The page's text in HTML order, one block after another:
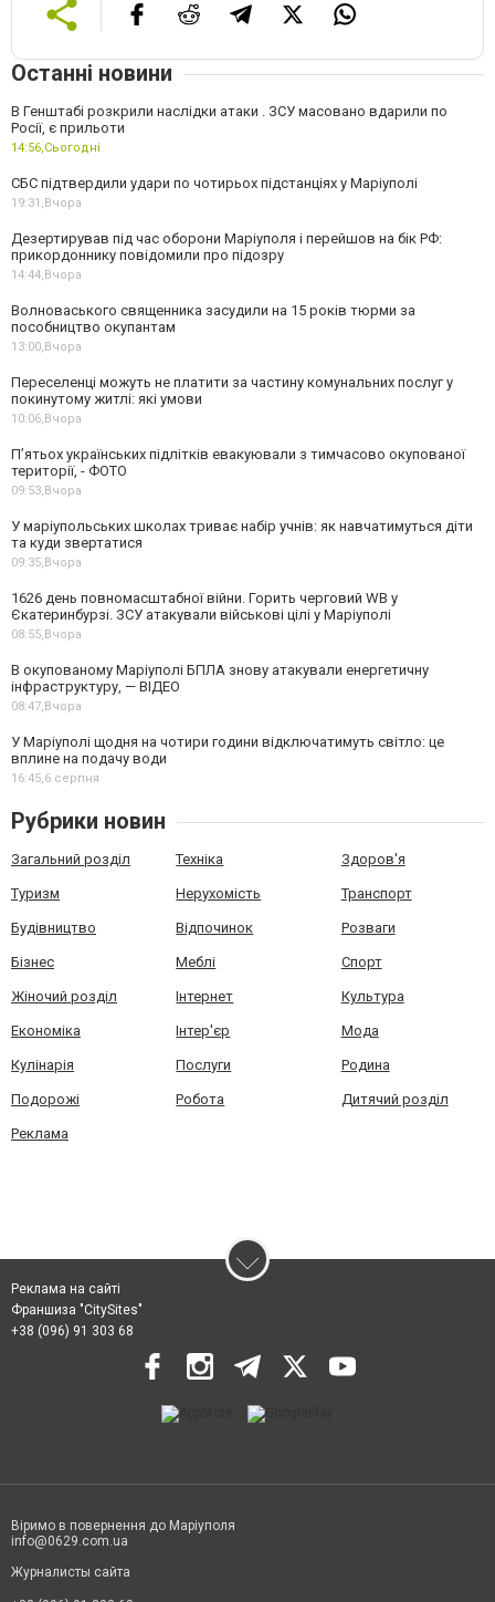
Останні новини
В Генштабі розкрили наслідки атаки . ЗСУ масовано вдарили по
Росії, є прильоти
14:56,Сьогодні
СБС підтвердили удари по чотирьох підстанціях у Маріуполі
19:31,Вчора
Дезертирував під час оборони Маріуполя і перейшов на бік РФ:
прикордоннику повідомили про підозру
14:44,Вчора
Волноваського священника засудили на 15 років тюрми за
пособництво окупантам
13:00,Вчора
Переселенці можуть не платити за частину комунальних послуг у
покинутому житлі: які умови
10:06,Вчора
П’ятьох українських підлітків евакуювали з тимчасово окупованої
території, - ФОТО
09:53,Вчора
У маріупольських школах триває набір учнів: як навчатимуться діти
та куди звертатися
09:35,Вчора
1626 день повномасштабної війни. Горить черговий WB у
Єкатеринбурзі. ЗСУ атакували військові цілі у Маріуполі
08:55,Вчора
В окупованому Маріуполі БПЛА знову атакували енергетичну
інфраструктуру, — ВІДЕО
08:47,Вчора
У Маріуполі щодня на чотири години відключатимуть світло: це
вплине на подачу води
16:45,6 серпня
Рубрики новин
Загальний розділ Техніка Здоров'я
Туризм Нерухомість Транспорт
Будівництво Відпочинок Розваги
Бізнес Меблі Спорт
Жіночий розділ Інтернет Культура
Економіка Інтер'єр Мода
Кулінарія Послуги Родина
Подорожі Робота Дитячий розділ
Реклама
Реклама на сайті
Франшиза "CitySites"
+38 (096) 91 303 68
Віримо в повернення до Маріуполя
info@0629.com.ua
Журналисты сайта